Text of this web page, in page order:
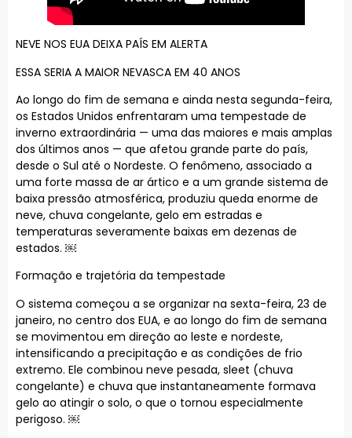
NEVE NOS EUA DEIXA PAÍS EM ALERTA
ESSA SERIA A MAIOR NEVASCA EM 40 ANOS
Ao longo do fim de semana e ainda nesta segunda-feira,
os Estados Unidos enfrentaram uma tempestade de
inverno extraordinária — uma das maiores e mais amplas
dos últimos anos — que afetou grande parte do país,
desde o Sul até o Nordeste. O fenômeno, associado a
uma forte massa de ar ártico e a um grande sistema de
baixa pressão atmosférica, produziu queda enorme de
neve, chuva congelante, gelo em estradas e
temperaturas severamente baixas em dezenas de
estados. ￼
Formação e trajetória da tempestade
O sistema começou a se organizar na sexta-feira, 23 de
janeiro, no centro dos EUA, e ao longo do fim de semana
se movimentou em direção ao leste e nordeste,
intensificando a precipitação e as condições de frio
extremo. Ele combinou neve pesada, sleet (chuva
congelante) e chuva que instantaneamente formava
gelo ao atingir o solo, o que o tornou especialmente
perigoso. ￼